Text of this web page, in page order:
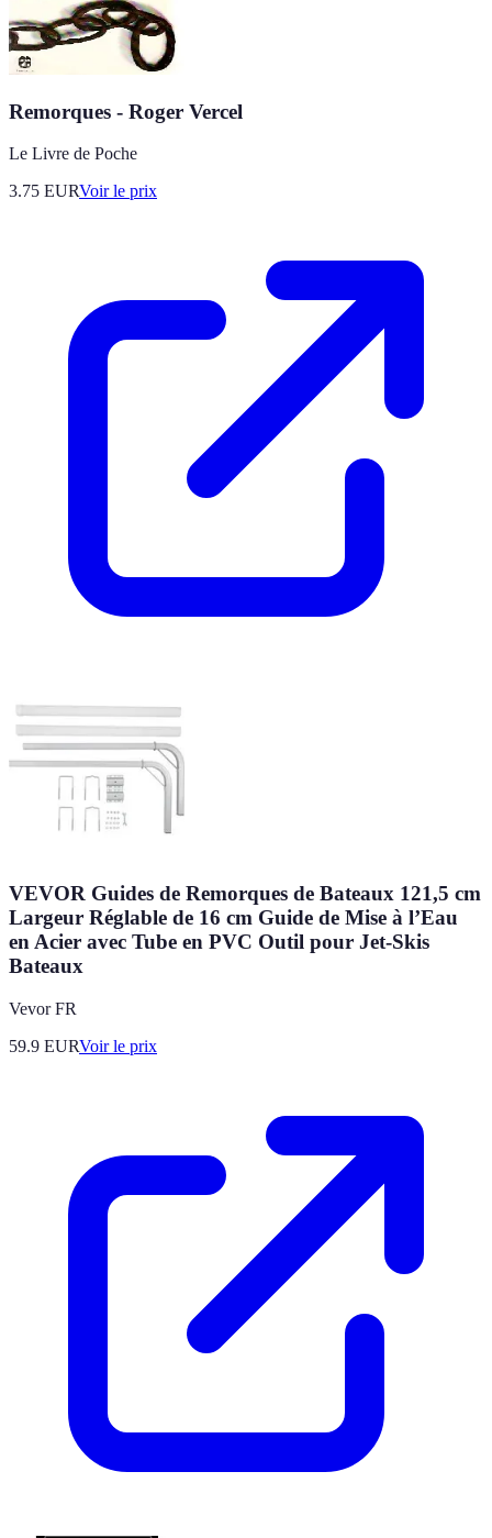
Remorques - Roger Vercel
Le Livre de Poche
3.75 EURVoir le prix
VEVOR Guides de Remorques de Bateaux 121,5 cm
Largeur Réglable de 16 cm Guide de Mise à l’Eau
en Acier avec Tube en PVC Outil pour Jet-Skis
Bateaux
Vevor FR
59.9 EURVoir le prix